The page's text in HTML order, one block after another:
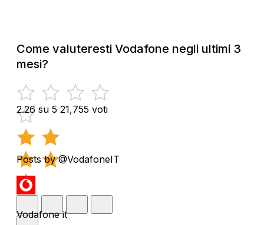
Come valuteresti Vodafone negli ultimi 3
mesi?
2.26 su 5 21,755 voti
Posts by @VodafoneIT
Vodafone it